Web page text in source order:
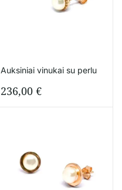
Auksiniai vinukai su perlu
236,00 €